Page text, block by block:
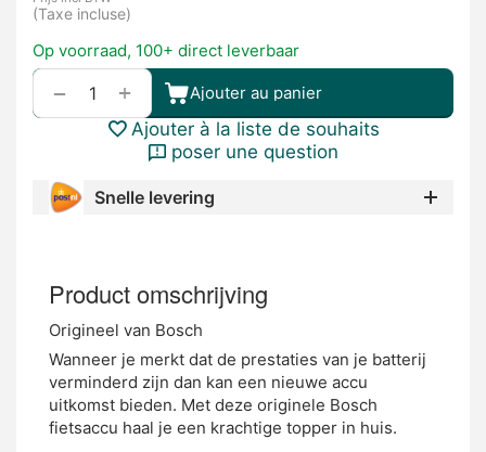
(Taxe incluse)
Op voorraad, 100+ direct leverbaar
+
− Ajouter au panier
Ajouter à la liste de souhaits
poser une question
Snelle levering
Product omschrijving
Origineel van Bosch
Wanneer je merkt dat de prestaties van je batterij
verminderd zijn dan kan een nieuwe accu
uitkomst bieden. Met deze originele Bosch
fietsaccu haal je een krachtige topper in huis.